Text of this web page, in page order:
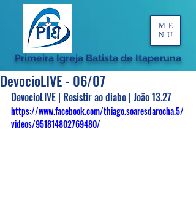
Primeira Igreja Batista de Itaperuna
ME
NU
DevocioLIVE - 06/07
DevocioLIVE | Resistir ao diabo | João 13.27
https://www.facebook.com/thiago.soaresdarocha.5/
videos/951814802769480/